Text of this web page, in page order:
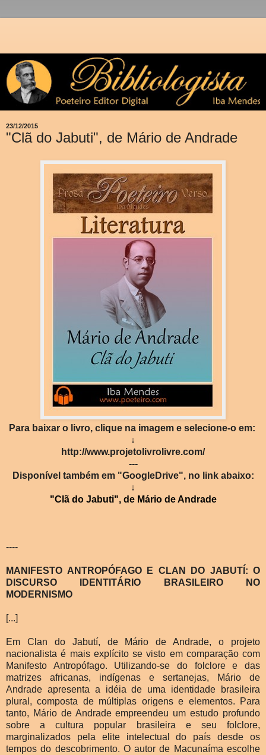
23/12/2015
"Clã do Jabuti", de Mário de Andrade
Para baixar o livro, clique na imagem e selecione-o em:
↓
http://www.projetolivrolivre.com/
---
Disponível também em "GoogleDrive", no link abaixo:
↓
"Clã do Jabuti", de Mário de Andrade
----
MANIFESTO ANTROPÓFAGO E CLAN DO JABUTÍ: O
DISCURSO IDENTITÁRIO BRASILEIRO NO
MODERNISMO
[...]
Em Clan do Jabutí, de Mário de Andrade, o projeto
nacionalista é mais explícito se visto em comparação com
Manifesto Antropófago. Utilizando-se do folclore e das
matrizes africanas, indígenas e sertanejas, Mário de
Andrade apresenta a idéia de uma identidade brasileira
plural, composta de múltiplas origens e elementos. Para
tanto, Mário de Andrade empreendeu um estudo profundo
sobre a cultura popular brasileira e seu folclore,
marginalizados pela elite intelectual do país desde os
tempos do descobrimento. O autor de Macunaíma escolhe